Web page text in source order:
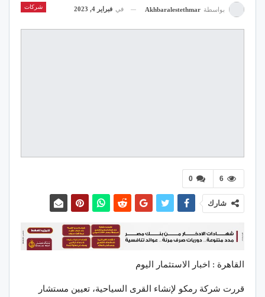
شركات بواسطة Akhbaralestethmar في فبراير 4, 2023
0 6
شارك
القاهرة : اخبار الاستثمار اليوم
قررت شركة رمكو لإنشاء القرى السياحية، تعيين مستشار